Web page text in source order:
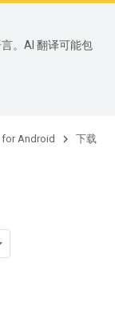
。AI 翻译可能包
for Android 下载